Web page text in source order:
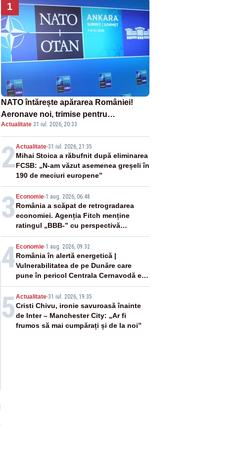
1
NATO întărește apărarea României!
Aeronave noi, trimise pentru
interceptarea și distrugerea dronelor
Actualitate·31 iul. 2026, 20:33
2Actualitate-31 iul. 2026, 21:35
Mihai Stoica a răbufnit după eliminarea
FCSB: „N-am văzut asemenea greșeli în
190 de meciuri europene”
3 Economie-1 aug. 2026, 06:48
România a scăpat de retrogradarea
economiei. Agenția Fitch menține
ratingul „BBB-” cu perspectivă
negativă
4 Economie-1 aug. 2026, 09:32
România în alertă energetică |
Vulnerabilitatea de pe Dunăre care
pune în pericol Centrala Cernavodă era
cunoscută de pe vremea lui Ceaușescu
5 Actualitate-31 iul. 2026, 19:35
Cristi Chivu, ironie savuroasă înainte
de Inter – Manchester City: „Ar fi
frumos să mai cumpărați și de la noi”